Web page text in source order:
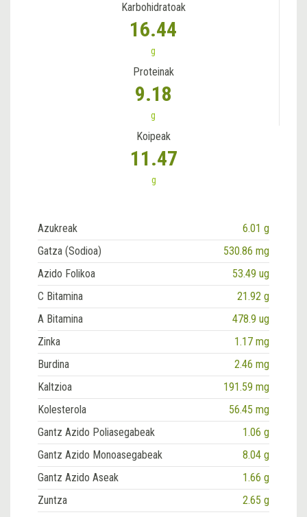
Karbohidratoak
16.44
g
Proteinak
9.18
g
Koipeak
11.47
g
Azukreak
6.01 g
Gatza (Sodioa)
530.86 mg
Azido Folikoa
53.49 ug
C Bitamina
21.92 g
A Bitamina
478.9 ug
Zinka
1.17 mg
Burdina
2.46 mg
Kaltzioa
191.59 mg
Kolesterola
56.45 mg
Gantz Azido Poliasegabeak
1.06 g
Gantz Azido Monoasegabeak
8.04 g
Gantz Azido Aseak
1.66 g
Zuntza
2.65 g